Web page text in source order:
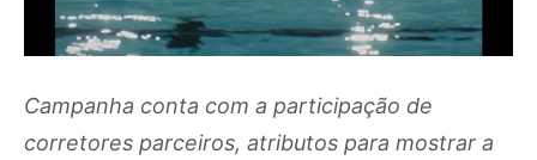
Campanha conta com a participação de
corretores parceiros, atributos para mostrar a